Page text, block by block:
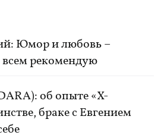
Юмор и любовь –
рекомендую
об опыте «Х-
браке с Евгением